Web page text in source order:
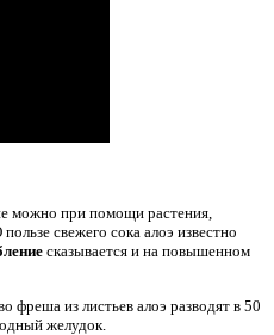
можно при помощи растения,
свежего сока алоэ известно
сказывается и на повышенном
фреша из листьев алоэ разводят в 50
желудок.